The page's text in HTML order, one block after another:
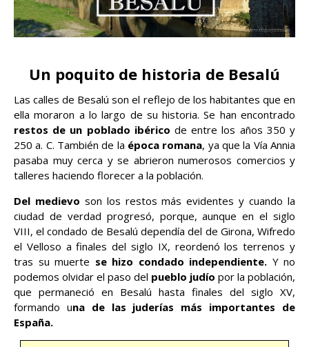
Un poquito de historia de Besalú
Las calles de Besalú son el reflejo de los habitantes que en
ella moraron a lo largo de su historia. Se han encontrado
restos de un poblado ibérico de entre los años 350 y
250 a. C. También de la época romana, ya que la Vía Annia
pasaba muy cerca y se abrieron numerosos comercios y
talleres haciendo florecer a la población.
Del medievo son los restos más evidentes y cuando la
ciudad de verdad progresó, porque, aunque en el siglo
VIII, el condado de Besalú dependía del de Girona, Wifredo
el Velloso a finales del siglo IX, reordenó los terrenos y
tras su muerte se hizo condado independiente. Y no
podemos olvidar el paso del pueblo judío por la población,
que permaneció en Besalú hasta finales del siglo XV,
formando una de las juderías más importantes de
España.